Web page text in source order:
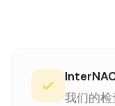
我们的检